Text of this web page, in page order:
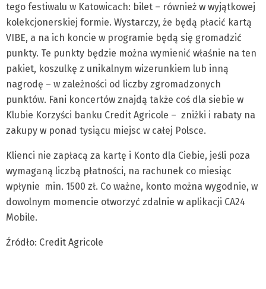
tego festiwalu w Katowicach: bilet – również w wyjątkowej
kolekcjonerskiej formie. Wystarczy, że będą płacić kartą
VIBE, a na ich koncie w programie będą się gromadzić
punkty. Te punkty będzie można wymienić właśnie na ten
pakiet, koszulkę z unikalnym wizerunkiem lub inną
nagrodę – w zależności od liczby zgromadzonych
punktów. Fani koncertów znajdą także coś dla siebie w
Klubie Korzyści banku Credit Agricole – zniżki i rabaty na
zakupy w ponad tysiącu miejsc w całej Polsce.
Klienci nie zapłacą za kartę i Konto dla Ciebie, jeśli poza
wymaganą liczbą płatności, na rachunek co miesiąc
wpłynie min. 1500 zł. Co ważne, konto można wygodnie, w
dowolnym momencie otworzyć zdalnie w aplikacji CA24
Mobile.
Źródło: Credit Agricole